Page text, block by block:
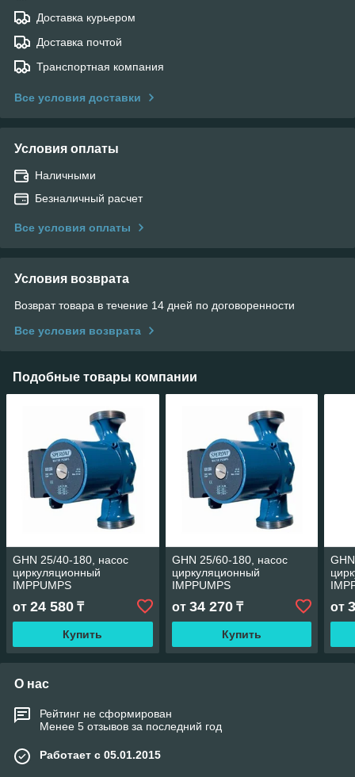
Доставка курьером
Доставка почтой
Транспортная компания
Все условия доставки
Условия оплаты
Наличными
Безналичный расчет
Все условия оплаты
Условия возврата
Возврат товара в течение 14 дней по договоренности
Все условия возврата
Подобные товары компании
GHN 25/40-180, насос
циркуляционный
IMPPUMPS
от 24 580 ₸
Купить
GHN 25/60-180, насос
циркуляционный
IMPPUMPS
от 34 270₸
Купить
от
О нас
Рейтинг не сформирован
Менее 5 отзывов за последний год
Работает с 05.01.2015